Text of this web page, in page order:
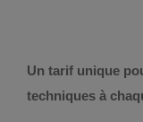
Un tarif unique
techniques à